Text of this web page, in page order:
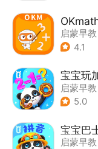
启蒙早教
4.1
宝宝玩
启蒙早教
5.0
宝宝巴
启蒙早教